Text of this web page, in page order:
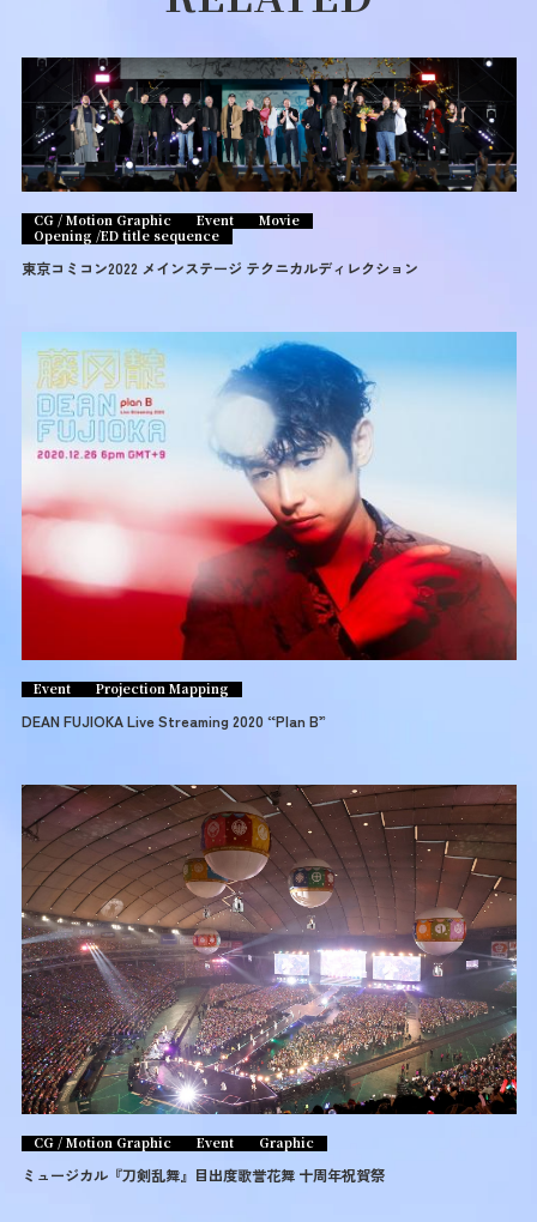
CG / Motion Graphic Event
Movie
Opening /ED title sequence
東京コミコン2022 メインステージ テクニカルディレクション
Event Projection Mapping
DEAN FUJIOKA Live Streaming 2020 “Plan B”
CG / Motion Graphic Event Graphic
ミュージカル『刀剣乱舞』目出度歌誉花舞 十周年祝賀祭